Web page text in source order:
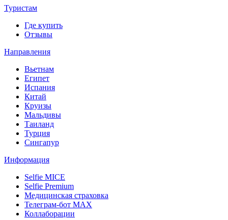
Туристам
Где купить
Отзывы
Направления
Вьетнам
Египет
Испания
Китай
Круизы
Мальдивы
Таиланд
Турция
Сингапур
Информация
Selfie MICE
Selfie Premium
Медицинская страховка
Телеграм-бот МАХ
Коллаборации